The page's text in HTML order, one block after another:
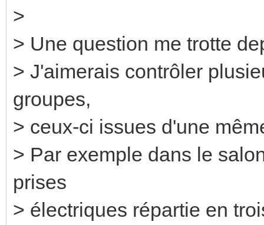
>
> Une question me trotte
> J'aimerais contrôler
groupes,
> ceux-ci issues d'une
> Par exemple dans le
prises
> électriques répartie en